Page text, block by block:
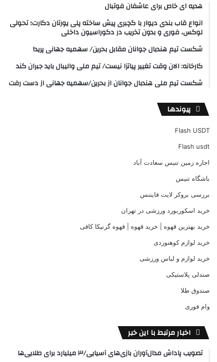
هدیه ای خاص برای عاشفان فوتبال
انواع قاب بندی دیوار با گچبری پیش ساخته پلی یورتان دکارت؛ تحولی
لوکس، فوری و بدون تخریب در دکوراسیون داخلی
شکست تیم هندبال جوانان مقابل بحرین/ سهمیه جهانی پرید!
کارخانه: الان وقت تغییر پیاتزا نیست/ تیم ملی والیبال باید جبران کند
شکست تیم ملی هندبال جوانان از بحرین/سهمیه جهانی از دست رفت
پیوندها
Flash USDT
Flash usdt
اجاره زمین تنیس سعادت آباد
باشگاه تنیس
بررسی بروکر لایت فایننس
خرید اسکوربورد ورزشی در تهران
خرید بهترین قهوه | خرید قهوه | قهوه گرنیکا کافی
خرید لوازم کوهنوردی
خرید لوازم و لباس ورزشی
صندلی پلاستیکی
صندوق طلا
وام فوری
اخبار مرتبط با این خبر
تصویب پاداش مدال‌آوران بازی‌های آسیایی/۳ میلیارد برای طلایی‌ها